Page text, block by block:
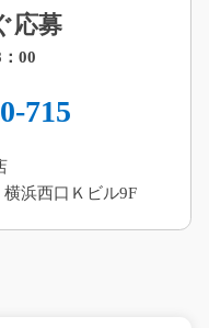
応募
00
715
浜西口Ｋビル9F